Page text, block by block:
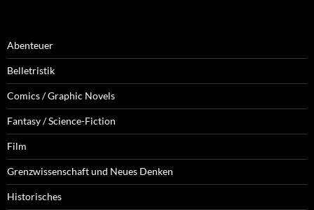
Abenteuer
Belletristik
Comics / Graphic Novels
Fantasy / Science-Fiction
Film
Grenzwissenschaft und Neues Denken
Historisches